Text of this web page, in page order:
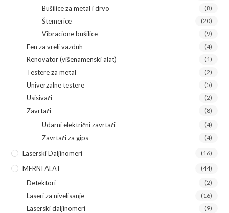
Bušilice za metal i drvo (8)
Štemerice (20)
Vibracione bušilice (9)
Fen za vreli vazduh (4)
Renovator (višenamenski alat) (1)
Testere za metal (2)
Univerzalne testere (5)
Usisivači (2)
Zavrtači (8)
Udarni električni zavrtači (4)
Zavrtači za gips (4)
Laserski Daljinomeri (16)
MERNI ALAT (44)
Detektori (2)
Laseri za nivelisanje (16)
Laserski daljinomeri (9)